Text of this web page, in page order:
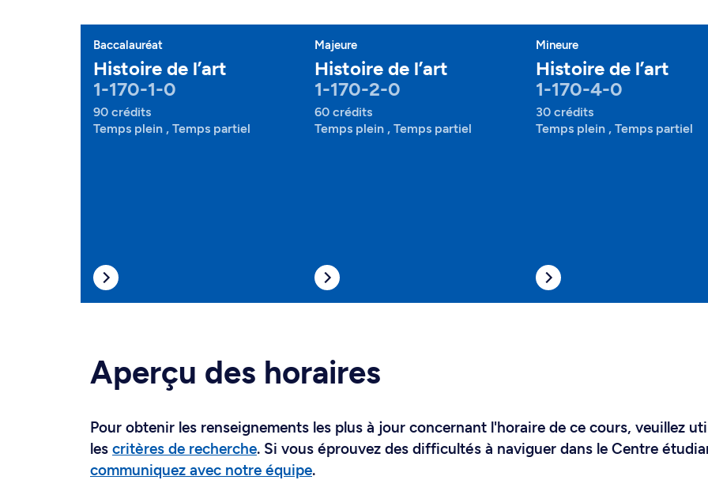
Baccalauréat
Histoire de l’art
1-170-1-0
90 crédits
Temps plein , Temps partiel
Majeure
Histoire de l’art
1-170-2-0
60 crédits
Temps plein , Temps partiel
Mineure
Histoire de l’art
1-170-4-0
30 crédits
Temps plein , Temps partiel
Aperçu des horaires
Pour obtenir les renseignements les plus à jour concernant l'horaire de ce cours, veuillez
les critères de recherche. Si vous éprouvez des difficultés à naviguer dans le Centre
communiquez avec notre équipe.